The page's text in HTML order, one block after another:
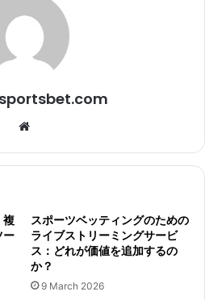
te
複
ー
スポーツベッティングのための
ライブストリーミングサービ
ス：どれが価値を追加するの
か？
9 March 2026